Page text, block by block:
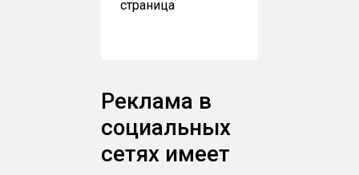
страница
Реклама в
социальных
сетях имеет